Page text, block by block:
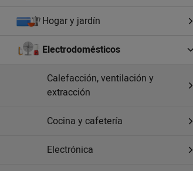
Hogar y jardín
Electrodomésticos
Calefacción, ventilación y
extracción
Cocina y cafetería
Electrónica